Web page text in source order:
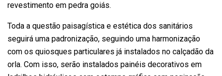
revestimento em pedra goiás.
Toda a questão paisagística e estética dos sanitários
seguirá uma padronização, seguindo uma harmonização
com os quiosques particulares já instalados no calçadão da
orla. Com isso, serão instalados painéis decorativos em